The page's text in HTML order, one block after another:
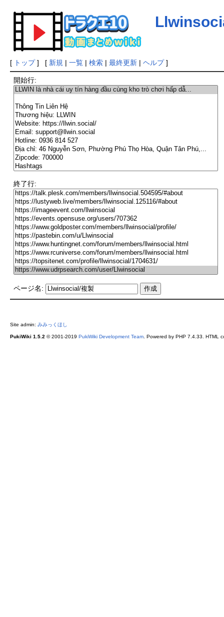
[ トップ] [ 新規 | 一覧| 検索| 最終更新| ヘルプ]
開始行:
終了行:
ページ名:
Site admin: みみっくほし
PukiWiki 1.5.2 © 2001-2019 PukiWiki Development Team. Powered by PHP 7.4.33. HTML